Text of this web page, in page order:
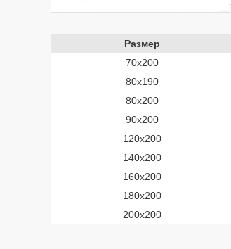
Размер
70x200
80x190
80х200
90х200
120х200
140х200
160х200
180х200
200х200